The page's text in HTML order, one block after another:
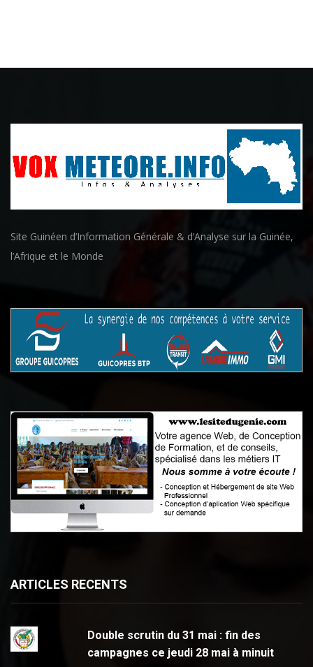
Site Guinéen d’Information Générale & d’Analyse sur la Guinée,
l’Afrique et le Monde
ARTICLES RECENTS
Double scrutin du 31 mai : fin des
campagnes ce jeudi 28 mai à minuit